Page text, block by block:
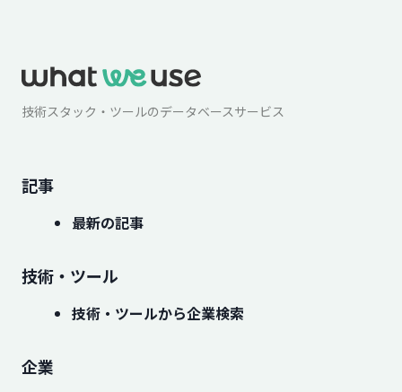
技術スタック・ツールのデータベースサービス
記事
最新の記事
技術・ツール
技術・ツールから企業検索
企業